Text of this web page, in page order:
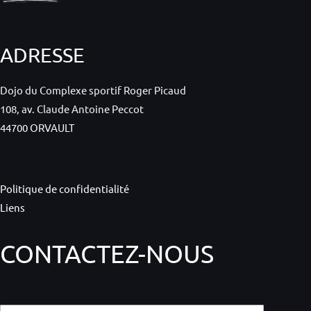
ADRESSE
Dojo du Complexe sportif Roger Picaud
108, av. Claude Antoine Peccot
44700 ORVAULT
Politique de confidentialité
Liens
CONTACTEZ-NOUS